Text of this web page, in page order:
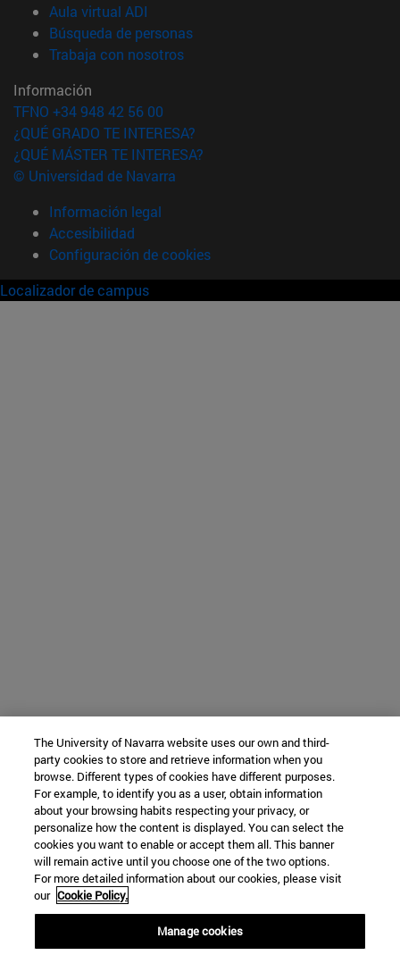
Aula virtual ADI
Búsqueda de personas(abre en nueva ventana)
Trabaja con nosotros(abre en nueva ventana)
Información
TFNO +34 948 42 56 00
¿QUÉ GRADO TE INTERESA?
¿QUÉ MÁSTER TE INTERESA?
© Universidad de Navarra
Información legal
Accesibilidad
Configuración de cookies
Localizador de campus
The University of Navarra website uses our own and third-
party cookies to store and retrieve information when you
browse. Different types of cookies have different purposes.
For example, to identify you as a user, obtain information
about your browsing habits respecting your privacy, or
personalize how the content is displayed. You can select the
cookies you want to enable or accept them all. This banner
will remain active until you choose one of the two options.
For more detailed information about our cookies, please visit
our Cookie Policy.
Manage cookies